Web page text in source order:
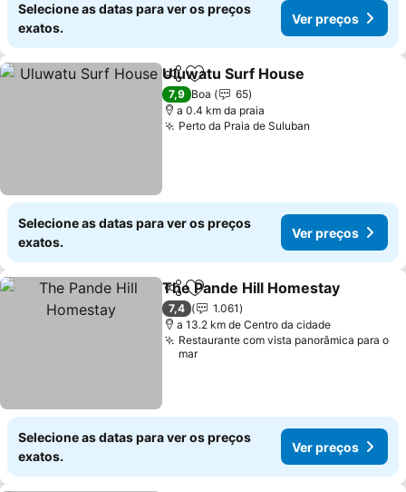
Selecione as datas para ver os preços
exatos.
Ver preços
PartilharAdicionar aos favoritos
Uluwatu Surf House
7,9 Boa
65
a 0.4 km da praia
Perto da Praia de Suluban
Selecione as datas para ver os preços
exatos.
Ver preços
PartilharAdicionar aos favoritos
The Pande Hill Homestay
7,4
1.061
a 13.2 km de Centro da cidade
Restaurante com vista panorâmica para o
mar
Selecione as datas para ver os preços
exatos.
Ver preços